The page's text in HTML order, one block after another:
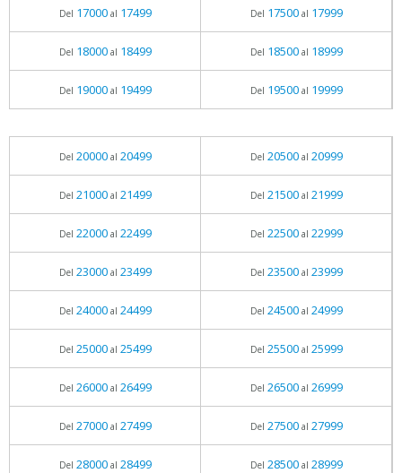
Del 17000al 17499 Del 17500al 17999
Del 18000al 18499 Del 18500al 18999
Del 19000al 19499 Del 19500al 19999
Del 20000al 20499 Del 20500al 20999
Del 21000al 21499 Del 21500al 21999
Del 22000al 22499 Del 22500al 22999
Del 23000al 23499 Del 23500al 23999
Del 24000al 24499 Del 24500al 24999
Del 25000al 25499 Del 25500al 25999
Del 26000al 26499 Del 26500al 26999
Del 27000al 27499 Del 27500al 27999
Del 28000al 28499 Del 28500al 28999